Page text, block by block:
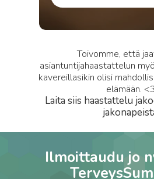
Toivomme, että
asiantuntijahaastattelun
kavereillasikin olisi
elämään. <3
Laita siis haastattelu
Ilmoittaudu jo